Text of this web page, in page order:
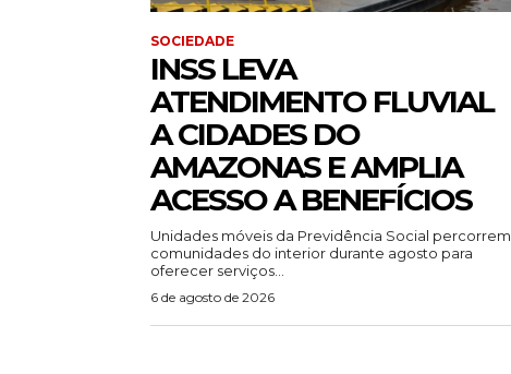
SOCIEDADE
INSS LEVA
ATENDIMENTO FLUVIAL
A CIDADES DO
AMAZONAS E AMPLIA
ACESSO A BENEFÍCIOS
Unidades móveis da Previdência Social percorrem
comunidades do interior durante agosto para
oferecer serviços...
6 de agosto de 2026